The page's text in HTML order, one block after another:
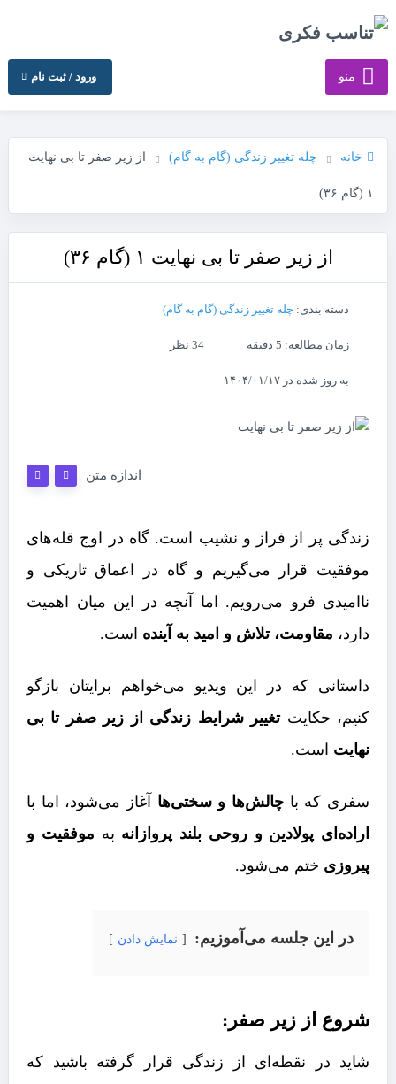
منو ورود / ثبت نام
خانه چله تغییر زندگی (گام به گام) از زیر صفر تا بی نهایت
۱ (گام ۳۶)
از زیر صفر تا بی نهایت ۱ (گام ۳۶)
دسته بندی: چله تغییر زندگی (گام به گام)
زمان مطالعه: 5 دقیقه 34 نظر
به روز شده در ۱۴۰۴/۰۱/۱۷
اندازه متن
زندگی پر از فراز و نشیب است. گاه در اوج قله‌های
موفقیت قرار می‌گیریم و گاه در اعماق تاریکی و
ناامیدی فرو می‌رویم. اما آنچه در این میان اهمیت
دارد، مقاومت، تلاش و امید به آینده است.
داستانی که در این ویدیو می‌خواهم برایتان بازگو
کنیم، حکایتتغییر شرایط زندگی از زیر صفر تا بی
نهایت است.
سفری که با چالش‌ها و سختی‌ها آغاز می‌شود، اما با
اراده‌ای پولادین و روحی بلند پروازانه به موفقیت و
پیروزی ختم می‌شود.
در این جلسه می‌آموزیم: نمایش دادن
شروع از زیر صفر:
شاید در نقطه‌ای از زندگی قرار گرفته باشید که